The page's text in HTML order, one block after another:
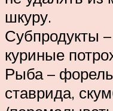
шкуру.
Субпродукты
куриные
Рыба –
ставрида,